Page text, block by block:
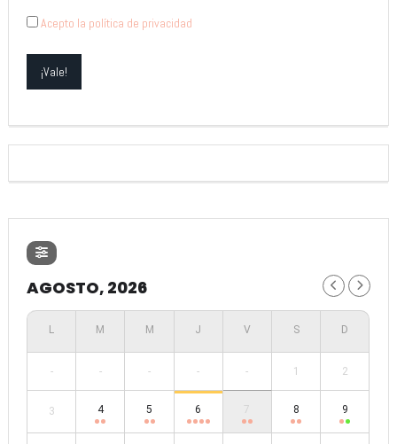
Acepto la política de privacidad
AGOSTO, 2026
- - - - - 1 2
3 4 5 6 7 8 9